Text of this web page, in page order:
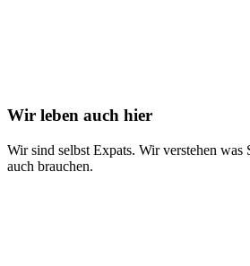
Wir leben auch hier
Wir sind selbst Expats. Wir verstehen
auch brauchen.